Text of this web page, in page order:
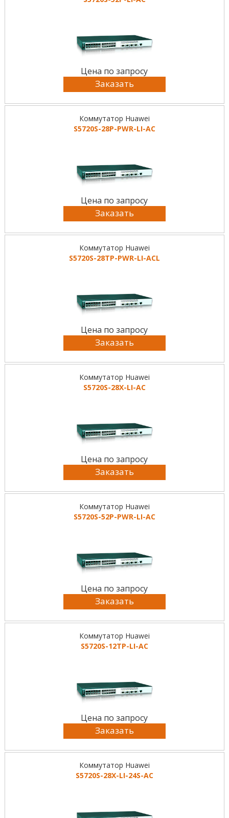
Цена по запросу
Заказать
Коммутатор Huawei
S5720S-28P-PWR-LI-AC
Цена по запросу
Заказать
Коммутатор Huawei
S5720S-28TP-PWR-LI-ACL
Цена по запросу
Заказать
Коммутатор Huawei
S5720S-28X-LI-AC
Цена по запросу
Заказать
Коммутатор Huawei
S5720S-52P-PWR-LI-AC
Цена по запросу
Заказать
Коммутатор Huawei
S5720S-12TP-LI-AC
Цена по запросу
Заказать
Коммутатор Huawei
S5720S-28X-LI-24S-AC